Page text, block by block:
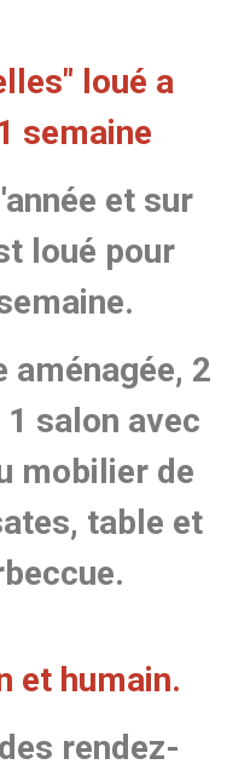
loué a
semaine
et sur
loué pour
aménagée, 2
salon avec
mobilier de
table et
et humain.
rendez-